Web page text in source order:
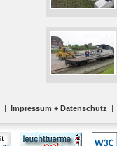
| Impressum + Datenschutz |